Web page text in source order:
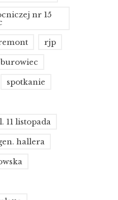
nr 15
rjp
spotkanie
11 listopada
hallera